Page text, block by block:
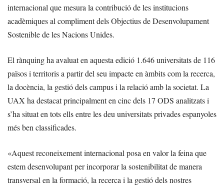
internacional que mesura la contribució de les institucions
acadèmiques al compliment dels Objectius de Desenvolupament
Sostenible de les Nacions Unides.
El rànquing ha avaluat en aquesta edició 1.646 universitats de 116
països i territoris a partir del seu impacte en àmbits com la recerca,
la docència, la gestió dels campus i la relació amb la societat. La
UAX ha destacat principalment en cinc dels 17 ODS analitzats i
s’ha situat en tots ells entre les deu universitats privades espanyoles
més ben classificades.
«Aquest reconeixement internacional posa en valor la feina que
estem desenvolupant per incorporar la sostenibilitat de manera
transversal en la formació, la recerca i la gestió dels nostres